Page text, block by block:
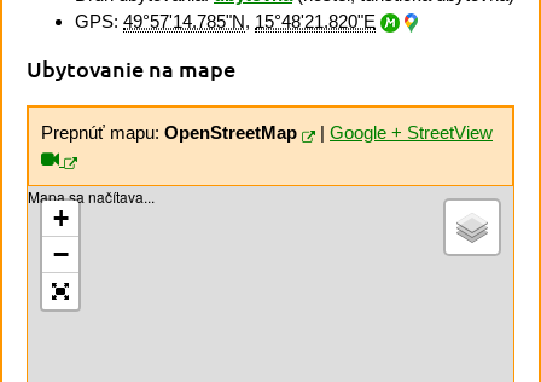
GPS: 49°57'14.785"N, 15°48'21.820"E
Ubytovanie na mape
Prepnúť mapu: OpenStreetMap | Google + StreetView
Mapa sa načítava...
+
−